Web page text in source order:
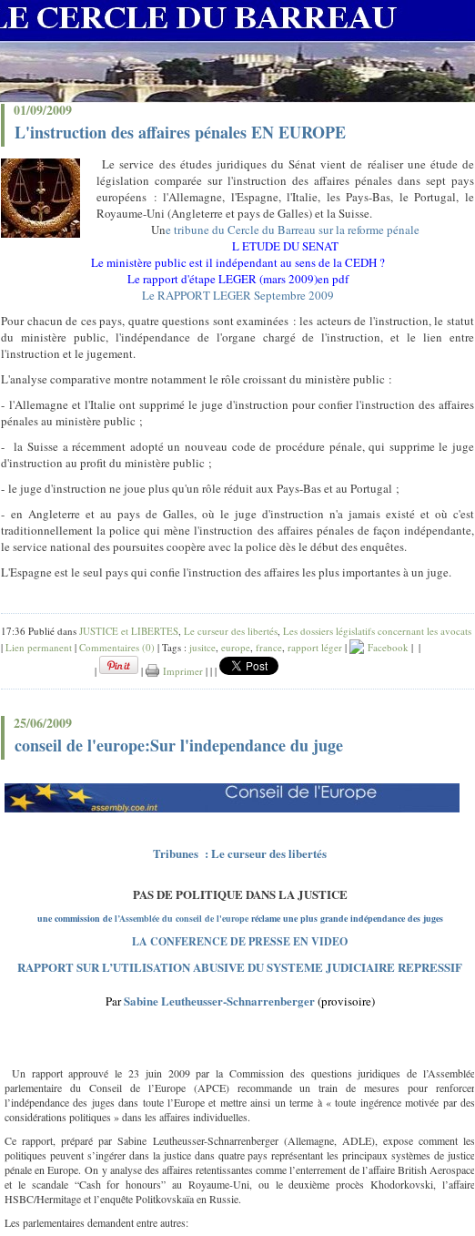
01/09/2009
L'instruction des affaires pénales EN EUROPE
Le service des études juridiques du Sénat vient de réaliser une étude de
législation comparée sur l'instruction des affaires pénales dans sept pays
européens : l'Allemagne, l'Espagne, l'Italie, les Pays-Bas, le Portugal, le
Royaume-Uni (Angleterre et pays de Galles) et la Suisse.
Une tribune du Cercle du Barreau sur la reforme pénale
L ETUDE DU SENAT
Le ministère public est il indépendant au sens de la CEDH ?
Le rapport d'étape LEGER (mars 2009)en pdf
Le RAPPORT LEGER Septembre 2009
Pour chacun de ces pays, quatre questions sont examinées : les acteurs de l'instruction, le statut
du ministère public, l'indépendance de l'organe chargé de l'instruction, et le lien entre
l'instruction et le jugement.
L'analyse comparative montre notamment le rôle croissant du ministère public :
- l'Allemagne et l'Italie ont supprimé le juge d'instruction pour confier l'instruction des affaires
pénales au ministère public ;
- la Suisse a récemment adopté un nouveau code de procédure pénale, qui supprime le juge
d'instruction au profit du ministère public ;
- le juge d'instruction ne joue plus qu'un rôle réduit aux Pays-Bas et au Portugal ;
- en Angleterre et au pays de Galles, où le juge d'instruction n'a jamais existé et où c'est
traditionnellement la police qui mène l'instruction des affaires pénales de façon indépendante,
le service national des poursuites coopère avec la police dès le début des enquêtes.
L'Espagne est le seul pays qui confie l'instruction des affaires les plus importantes à un juge.
17:36 Publié dans JUSTICE et LIBERTES, Le curseur des libertés, Les dossiers législatifs concernant les avocats
| Lien permanent | Commentaires (0) | Tags : jusitce, europe, france, rapport léger | Facebook | |
|
| Imprimer | | |
25/06/2009
conseil de l'europe:Sur l'independance du juge
Tribunes : Le curseur des libertés
PAS DE POLITIQUE DANS LA JUSTICE
une commission de l’Assemblée du conseil de l'europeréclame une plus grande indépendance des juges
LA CONFERENCE DE PRESSE EN VIDEO
RAPPORT SUR L’UTILISATION ABUSIVE DU SYSTEME JUDICIAIRE REPRESSIF
ParSabine Leutheusser-Schnarrenberger(provisoire)
Un rapport approuvé le 23 juin 2009 par la Commission des questions juridiques de l’Assemblée
parlementaire du Conseil de l’Europe (APCE) recommande un train de mesures pour renforcer
l’indépendance des juges dans toute l’Europe et mettre ainsi un terme à « toute ingérence motivée par des
considérations politiques » dans les affaires individuelles.
Ce rapport, préparé par Sabine Leutheusser-Schnarrenberger (Allemagne, ADLE), expose comment les
politiques peuvent s’ingérer dans la justice dans quatre pays représentant les principaux systèmes de justice
pénale en Europe. On y analyse des affaires retentissantes comme l’enterrement de l’affaire British Aerospace
et le scandale “Cash for honours” au Royaume-Uni, ou le deuxième procès Khodorkovski, l’affaire
HSBC/Hermitage et l’enquête Politkovskaïa en Russie.
Les parlementaires demandent entre autres: